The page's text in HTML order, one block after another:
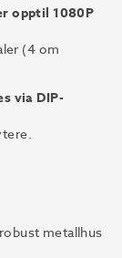
opptil 1080P
(4 om
via DIP-
metallhus